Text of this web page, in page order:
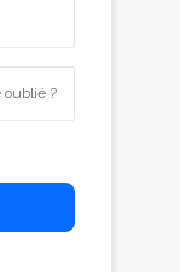
oublié ?